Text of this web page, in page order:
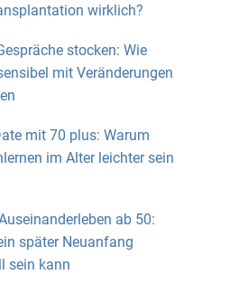
wirklich?
stocken: Wie
mit Veränderungen
mit 70 plus: Warum
im Alter leichter sein
ab 50:
später Neuanfang
sein kann